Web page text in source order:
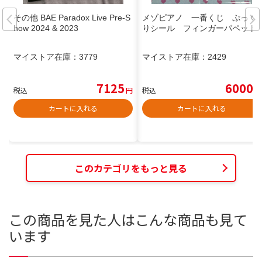
その他 BAE Paradox Live Pre-S
how 2024 & 2023
マイストア在庫： 3779
税込 7125円
カートに入れる
メゾピアノ 一番くじ ぷっく
りシール フィンガーパペット
マイストア在庫： 2429
税込 6000
カートに入れる
このカテゴリをもっと見る
この商品を見た人はこんな商品も見て
います